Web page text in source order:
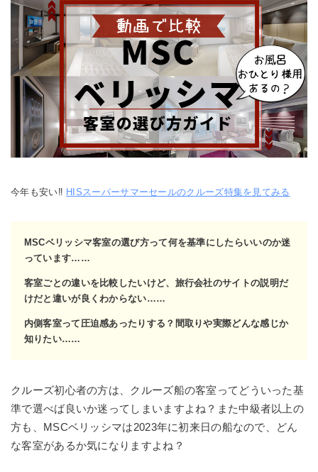
今年も安い‼ HISスーパーサマーセールのクルーズ特集を見てみる
MSCベリッシマ客室の選び方って何を基準にしたらいいのか迷
っています……
客室ごとの違いを比較したいけど、旅行会社のサイトの説明だ
けだと違いが良くわからない……
内側客室って圧迫感あったりする？間取りや実際どんな感じか
知りたい……
クルーズ初心者の方は、クルーズ船の客室ってどういった基
準で選べば良いか迷ってしまいますよね？また中級者以上の
方も、MSCベリッシマは2023年に初来日の船なので、どん
な客室があるか気になりますよね？